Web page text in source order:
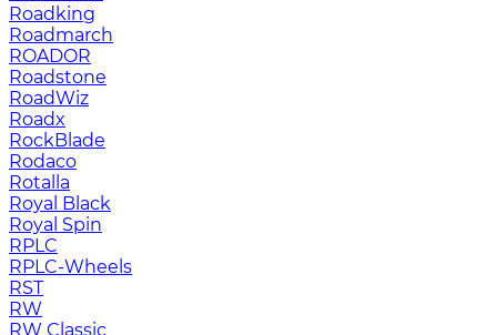
Roadking
Roadmarch
ROADOR
Roadstone
RoadWiz
Roadx
RockBlade
Rodaco
Rotalla
Royal Black
Royal Spin
RPLC
RPLC-Wheels
RST
RW
RW Classic